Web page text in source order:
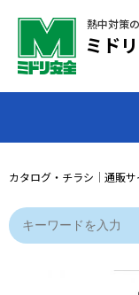
熱中対策
ミド
カタログ・チラシ ｜ 通販サ